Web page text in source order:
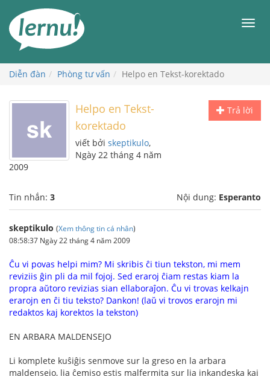
đến
phần
dung
Diễn đàn Phòng tư vấn Helpo en Tekst-korektado
Trả lời
Helpo en Tekst-
korektado
viết bởi skeptikulo,
Ngày 22 tháng 4 năm
2009
Tin nhắn: 3 Nội dung: Esperanto
skeptikulo (Xem thông tin cá nhân)
08:58:37 Ngày 22 tháng 4 năm 2009
Ĉu vi povas helpi mim? Mi skribis ĉi tiun tekston, mi mem
reviziis ĝin pli da mil fojoj. Sed eraroj ĉiam restas kiam la
propra aŭtoro revizias sian ellaboraĵon. Ĉu vi trovas kelkajn
erarojn en ĉi tiu teksto? Dankon! (laŭ vi trovos erarojn mi
redaktos kaj korektos la tekston)
EN ARBARA MALDENSEJO
Li komplete kuŝiĝis senmove sur la greso en la arbara
maldensejo, lia ĉemiso estis malfermita sur lia inkandeska kaj